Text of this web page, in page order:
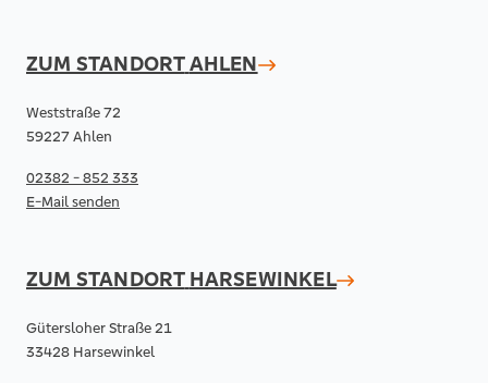
ZUM STANDORTAHLEN
Weststraße 72
59227 Ahlen
02382 - 852 333
E-Mail senden
ZUM STANDORT HARSEWINKEL
Gütersloher Straße 21
33428 Harsewinkel